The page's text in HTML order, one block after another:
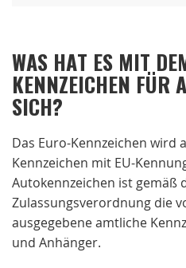
WAS HAT ES MIT
KENNZEICHEN FÜR
SICH?
Das Euro-Kennzeichen wird
Kennzeichen mit EU-
Autokennzeichen ist gemäß
Zulassungsverordnung die
ausgegebene amtliche
und Anhänger.